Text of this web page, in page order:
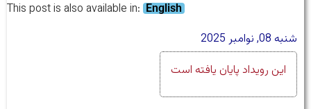
This post is also available in: English
شنبه 08, نوامبر 2025
این رویداد پایان یافته است